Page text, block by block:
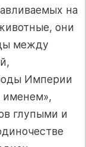
на
они
между
Империи
именем»,
глупыми и